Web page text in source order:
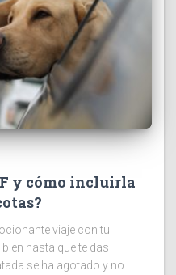
y cómo incluirla
viaje con tu
hasta que te das
se ha agotado y no